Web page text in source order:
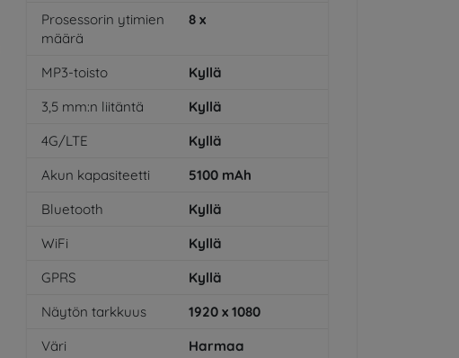
Prosessorin ytimien
määrä
8 x
MP3-toisto
Kyllä
3,5 mm:n liitäntä
Kyllä
4G/LTE
Kyllä
Akun kapasiteetti
5100 mAh
Bluetooth
Kyllä
WiFi
Kyllä
GPRS
Kyllä
Näytön tarkkuus
1920 x 1080
Väri
Harmaa